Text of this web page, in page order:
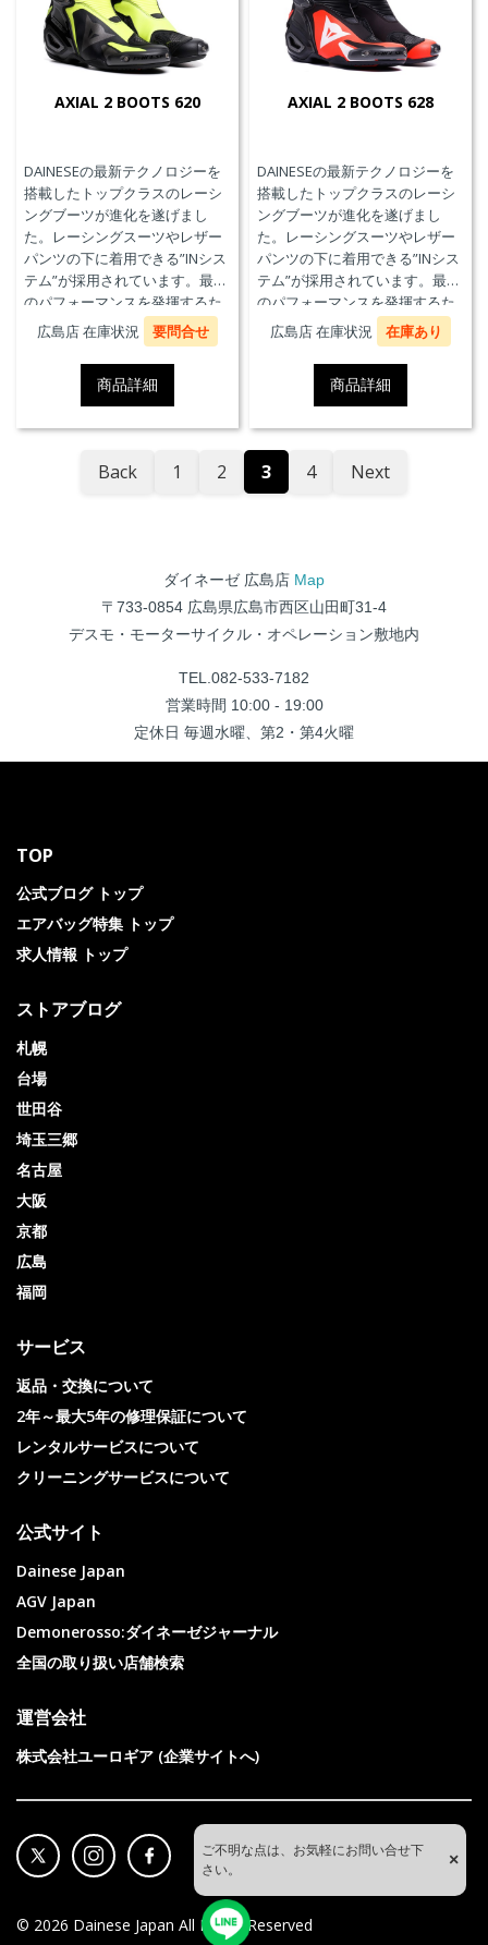
AXIAL 2 BOOTS 620
DAINESEの最新テクノロジーを
搭載したトップクラスのレーシ
ングブーツが進化を遂げまし
た。レーシングスーツやレザー
パンツの下に着用できる”INシス
テム”が採用されています。最高
のパフォーマンスを発揮するた
めに、ケブラーカーボンを使用
したAxial Distorsion Control
Systemテクノロジー、
Groundtrax®レーシングソー
ル、交換可能なマグネシウムス
ライダーを採用しています。
広島店 在庫状況 要問合せ
商品詳細
AXIAL 2 BOOTS 628
DAINESEの最新テクノロジーを
搭載したトップクラスのレーシ
ングブーツが進化を遂げまし
た。レーシングスーツやレザー
パンツの下に着用できる”INシス
テム”が採用されています。最高
のパフォーマンスを発揮するた
めに、ケブラーカーボンを使用
したAxial Distorsion Control
Systemテクノロジー、
Groundtrax®レーシングソー
ル、交換可能なマグネシウムス
ライダーを採用しています。
広島店 在庫状況 在庫あり
商品詳細
Back 1 2 3 4 Next
ご不明な点は、お気軽にお問い合せ下
さい。
×
ダイネーゼ 広島店 Map
〒733-0854 広島県広島市西区山田町31-4
デスモ・モーターサイクル・オペレーション敷地内
TEL.082-533-7182
営業時間 10:00 - 19:00
定休日 毎週水曜、第2・第4火曜
TOP
公式ブログ トップ
エアバッグ特集 トップ
求人情報 トップ
ストアブログ
札幌
台場
世田谷
埼玉三郷
名古屋
大阪
京都
広島
福岡
サービス
返品・交換について
2年～最大5年の修理保証について
レンタルサービスについて
クリーニングサービスについて
公式サイト
Dainese Japan
AGV Japan
Demonerosso:ダイネーゼジャーナル
全国の取り扱い店舗検索
運営会社
株式会社ユーロギア (企業サイトへ)
© 2026 Dainese Japan All Rights Reserved